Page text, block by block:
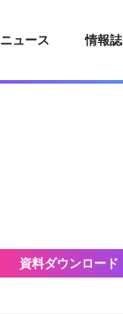
ニュース 情報誌
資料ダウンロード